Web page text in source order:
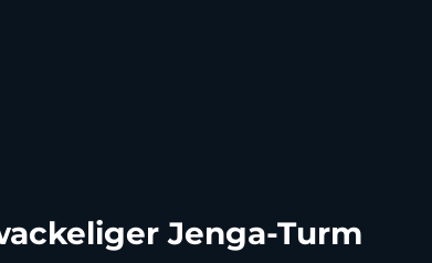
Jenga-Turm